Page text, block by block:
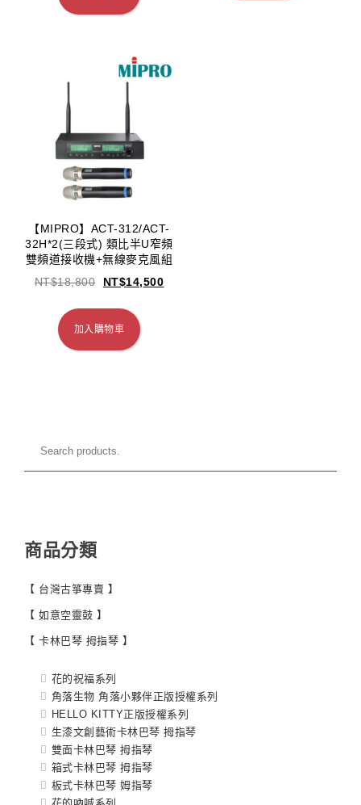
【MIPRO】ACT-312/ACT-
32H*2(三段式) 類比半U窄頻
雙頻道接收機+無線麥克風組
NT$18,800 NT$14,500
加入購物車
商品分類
【 台灣古箏專賣 】
【 如意空靈鼓 】
【 卡林巴琴 拇指琴 】
花的祝福系列
角落生物 角落小夥伴正版授權系列
HELLO KITTY正版授權系列
生漆文創藝術卡林巴琴 拇指琴
雙面卡林巴琴 拇指琴
箱式卡林巴琴 拇指琴
板式卡林巴琴 姆指琴